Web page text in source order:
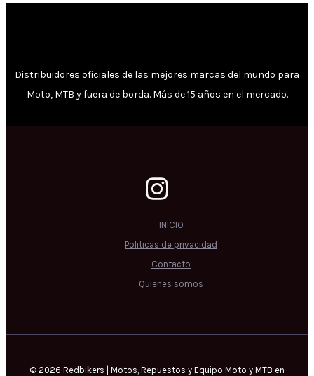
Distribuidores oficiales de las mejores marcas del mundo para
Moto, MTB y fuera de borda. Más de 15 años en el mercado.
INICIO
Politicas de privacidad
Contacto
Quienes somos
© 2026 Redbikers | Motos, Repuestos y Equipo Moto y MTB en